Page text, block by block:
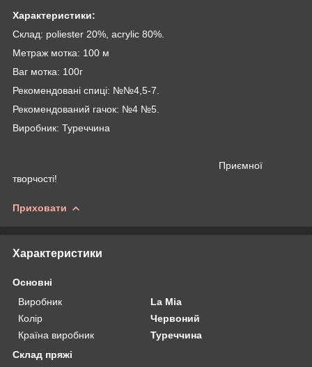
Характеристики:
Склад: poliester 20%, acrylic 80%.
Метраж мотка: 100 м
Ваг мотка: 100г
Рекомендовані спиці: №№4,5-7.
Рекомендований гачок: №4 №5.
Виробник: Туреччина
Приємної
творчості!
Приховати
Характеристики
Основні
Виробник
La Mia
Колір
Червоний
Країна виробник
Туреччина
Склад пряжі